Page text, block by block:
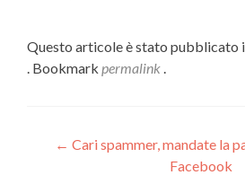
Questo articole è stato pubblicato
. Bookmark permalink .
Navigazione
← Cari spammer, mandate la
Facebook